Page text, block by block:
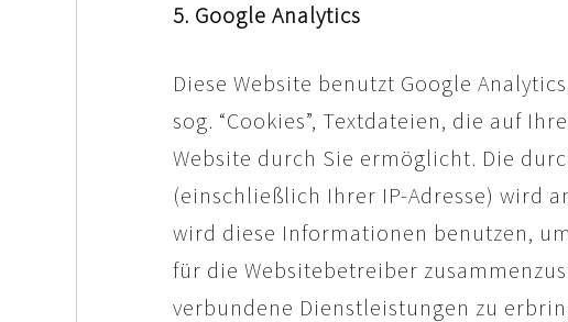
5. Google Analytics
Diese Website benutzt Google
sog. “Cookies”, Textdateien, die auf
Website durch Sie ermöglicht. Die
(einschließlich Ihrer IP-Adresse) wird
wird diese Informationen benutzen,
für die Websitebetreiber
verbundene Dienstleistungen zu